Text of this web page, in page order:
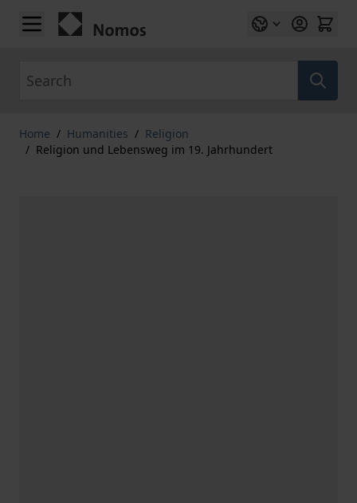
Skip to Content
Home / Humanities / Religion
/ Religion und Lebensweg im 19. Jahrhundert